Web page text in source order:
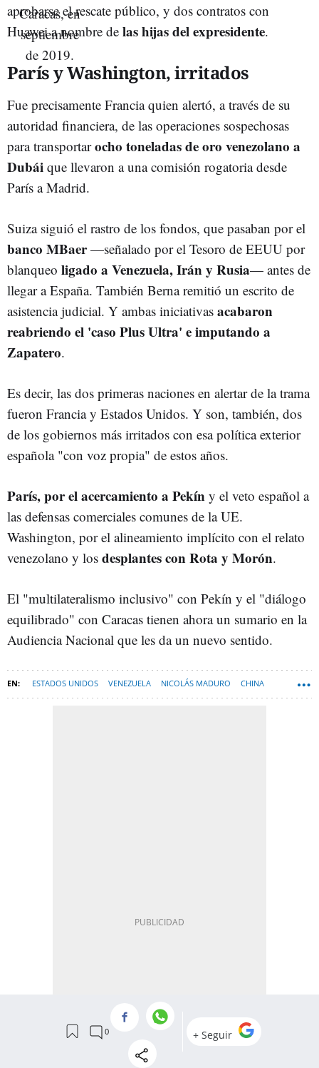
aprobarse el rescate público, y dos contratos con
Huawei a nombre de las hijas del expresidente.
París y Washington, irritados
Fue precisamente Francia quien alertó, a través de su
autoridad financiera, de las operaciones sospechosas
para transportarocho toneladas de oro venezolano a
Dubái que llevaron a una comisión rogatoria desde
París a Madrid.
Suiza siguió el rastro de los fondos, que pasaban por el
banco MBaer—señalado por el Tesoro de EEUU por
blanqueo ligado a Venezuela, Irán y Rusia— antes de
llegar a España. También Berna remitió un escrito de
asistencia judicial. Y ambas iniciativas acabaron
reabriendo el 'caso Plus Ultra' e imputando a
Zapatero.
Es decir, las dos primeras naciones en alertar de la trama
fueron Francia y Estados Unidos. Y son, también, dos
de los gobiernos más irritados con esa política exterior
española "con voz propia" de estos años.
París, por el acercamiento a Pekín y el veto español a
las defensas comerciales comunes de la UE.
Washington, por el alineamiento implícito con el relato
venezolano y los desplantes con Rota y Morón.
El "multilateralismo inclusivo" con Pekín y el "diálogo
equilibrado" con Caracas tienen ahora un sumario en la
Audiencia Nacional que les da un nuevo sentido.
ESTADOS UNIDOS VENEZUELA NICOLÁS MADURO CHINA